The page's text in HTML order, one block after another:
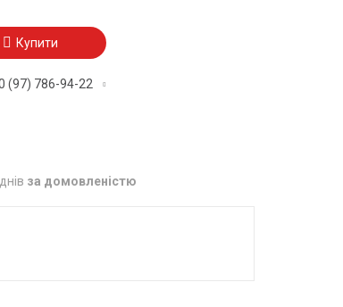
Купити
(97) 786-94-22
за домовленістю